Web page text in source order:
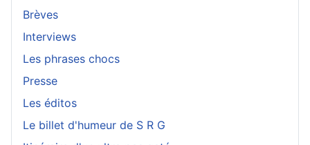
Brèves
Interviews
Les phrases chocs
Presse
Les éditos
Le billet d'humeur de S R G